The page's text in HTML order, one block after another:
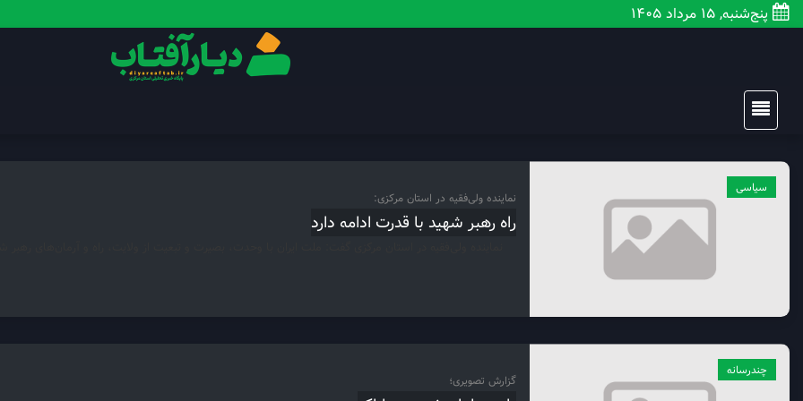
پنج‌شنبه, 15 مرداد 1405
سیاسی
نماینده ولی‌فقیه در استان مرکزی:
راه رهبر شهید با قدرت ادامه دارد
چندرسانه
گزارش تصویری؛